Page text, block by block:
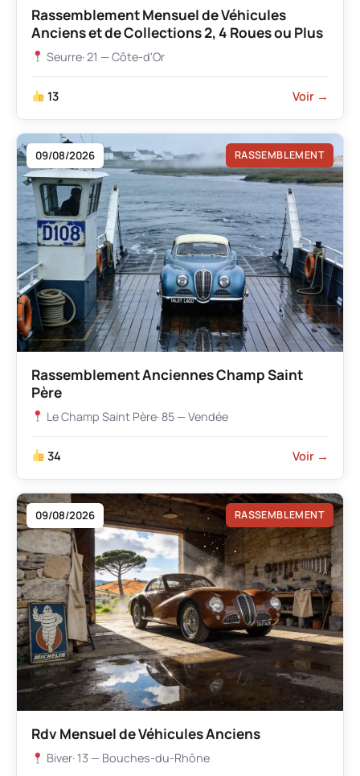
Rassemblement Mensuel de Véhicules
Anciens et de Collections 2, 4 Roues ou Plus
Seurre· 21 — Côte-d'Or
13 Voir →
09/08/2026 RASSEMBLEMENT
Rassemblement Anciennes Champ Saint
Père
Le Champ Saint Père· 85 — Vendée
34 Voir →
09/08/2026 RASSEMBLEMENT
Rdv Mensuel de Véhicules Anciens
Biver· 13 — Bouches-du-Rhône